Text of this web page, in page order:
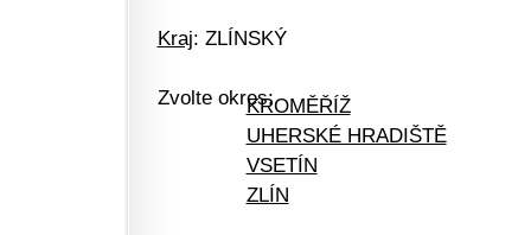
Kraj: ZLÍNSKÝ
Zvolte okres:KROMĚŘÍŽ
UHERSKÉ HRADIŠTĚ
VSETÍN
ZLÍN